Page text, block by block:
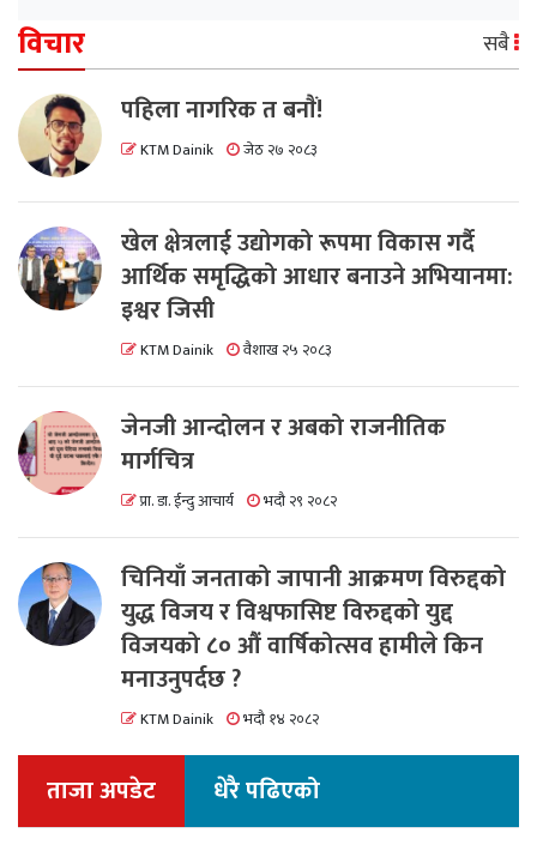
विचार सबै
पहिला नागरिक त बनाैं!
KTM Dainik जेठ २७ २०८३
खेल क्षेत्रलाई उद्योगको रूपमा विकास गर्दै
आर्थिक समृद्धिको आधार बनाउने अभियानमा:
इश्वर जिसी
KTM Dainik वैशाख २५ २०८३
जेनजी आन्दोलन र अबको राजनीतिक
मार्गचित्र
प्रा. डा. ईन्दु आचार्य भदौ २९ २०८२
चिनियाँ जनताको जापानी आक्रमण विरुद्दको
युद्ध विजय र विश्वफासिष्ट विरुद्दको युद्द
विजयको ८० औं वार्षिकोत्सव हामीले किन
मनाउनुपर्दछ ?
KTM Dainik भदौ १४ २०८२
ताजा अपडेट धेरै पढिएको